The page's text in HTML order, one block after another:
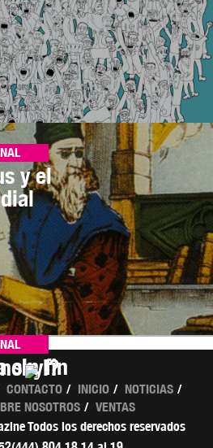
y el
sin fin
CONTACTO INICIO
NOTICIAS
NOSOTROS
VENTAS
Todos los derechos reservados